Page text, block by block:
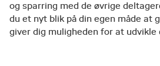
og sparring med de øvrige
du et nyt blik på din egen måde at
giver dig muligheden for at udvikle